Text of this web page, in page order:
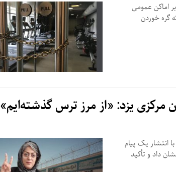
اماکن عمومی
گره خوردن
مرکزی یزد: «از مرز ترس گذشته‌ایم»
انتشار یک پیام
داد و تأکید